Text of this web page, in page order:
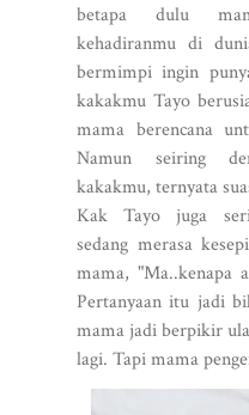
betapa dulu
kehadiranmu di
bermimpi ingin
kakakmu Tayo
mama berencana
Namun seiring
kakakmu, ternyata
Kak Tayo juga
sedang merasa
mama, "Ma..kenapa
Pertanyaan itu jadi
mama jadi berpikir
lagi. Tapi mama